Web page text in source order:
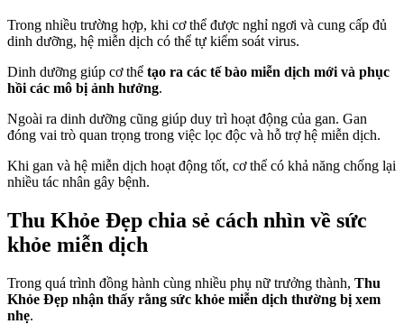
Trong nhiều trường hợp, khi cơ thể được nghỉ ngơi và cung cấp đủ
dinh dưỡng, hệ miễn dịch có thể tự kiểm soát virus.
Dinh dưỡng giúp cơ thể tạo ra các tế bào miễn dịch mới và phục
hồi các mô bị ảnh hưởng.
Ngoài ra dinh dưỡng cũng giúp duy trì hoạt động của gan. Gan
đóng vai trò quan trọng trong việc lọc độc và hỗ trợ hệ miễn dịch.
Khi gan và hệ miễn dịch hoạt động tốt, cơ thể có khả năng chống lại
nhiều tác nhân gây bệnh.
Thu Khỏe Đẹp chia sẻ cách nhìn về sức
khỏe miễn dịch
Trong quá trình đồng hành cùng nhiều phụ nữ trưởng thành, Thu
Khỏe Đẹp nhận thấy rằng sức khỏe miễn dịch thường bị xem
nhẹ.